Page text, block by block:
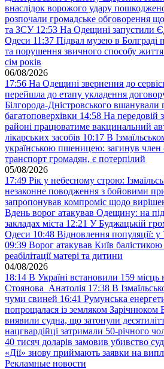
внаслідок ворожого удару
розпочали громадське обговорення
та ЗСУ 12:53 На Одещині запустили
Одеси 11:37 Підвал музею в Болграді
та порушення звичного способу життя
сім років
06/08/2026
17:56 На Одещині звернення до
перейшла до етапу укладення
Білгорода-Дністровського
багатоповерхівки 14:58 На передовій
районі працюватиме вакцинальний
лікарських засобів 10:17 В
українською пшеницею: загинув член
транспорт громадян, є потерпілий
05/08/2026
17:49 Рік у небесному строю:
незаконне поводження з бойовими
запропонував компроміс щодо
Вдень ворог атакував Одещину: на
закладах міста 12:21 У Буджацькій
Одеси 10:48 Відновлення популяції:
09:39 Ворог атакував Київ
реабілітації матері та дитини
04/08/2026
18:14 В Україні встановили 159 місць
Стоянова Анатолія 17:38 В
чуми свиней 16:41 Румунська
попрощалася із земляком Зарічнюком
виявили судна, що затонули
нацгвардійці затримали 50-річного
40 тисяч доларів замовив убивство
«Дії» знову приймають заявки на
Рекламные новости